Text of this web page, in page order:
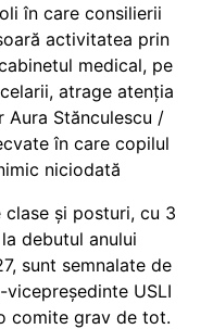
în care consilierii
activitatea prin
medical, pe
atrage atenția
Aura Stănculescu /
în care copilul
niciodată
și posturi, cu 3
debutul anului
sunt semnalate de
USLI
comite grav de tot.